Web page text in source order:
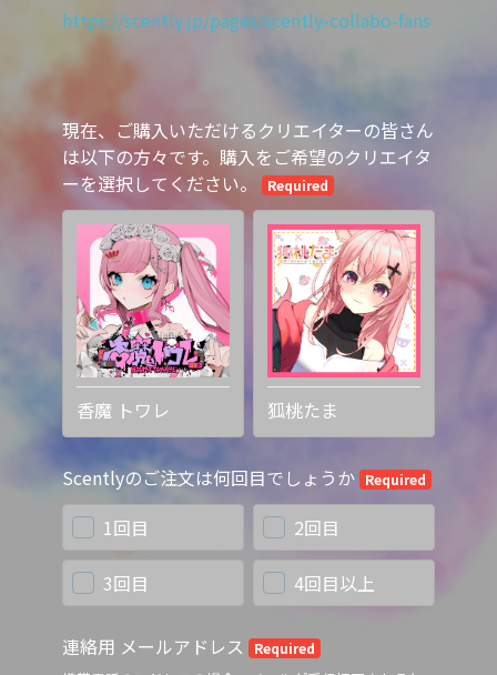
https://scently.jp/pages/scently-collabo-fans
現在、ご購入いただけるクリエイターの皆さん
は以下の方々です。購入をご希望のクリエイタ
ーを選択してください。
Required
香魔 トワレ 狐桃たま
Scentlyのご注文は何回目でしょうか Required
1回目 2回目
3回目 4回目以上
連絡用 メールアドレス Required